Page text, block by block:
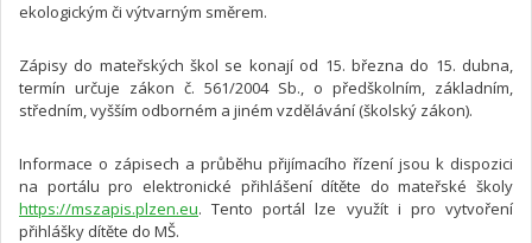
ekologickým či výtvarným směrem.
Zápisy do mateřských škol se konají od 15. března do 15. dubna,
termín určuje zákon č. 561/2004 Sb., o předškolním, základním,
středním, vyšším odborném a jiném vzdělávání (školský zákon).
Informace o zápisech a průběhu přijímacího řízení jsou k dispozici
na portálu pro elektronické přihlášení dítěte do mateřské školy
https://mszapis.plzen.eu. Tento portál lze využít i pro vytvoření
přihlášky dítěte do MŠ.